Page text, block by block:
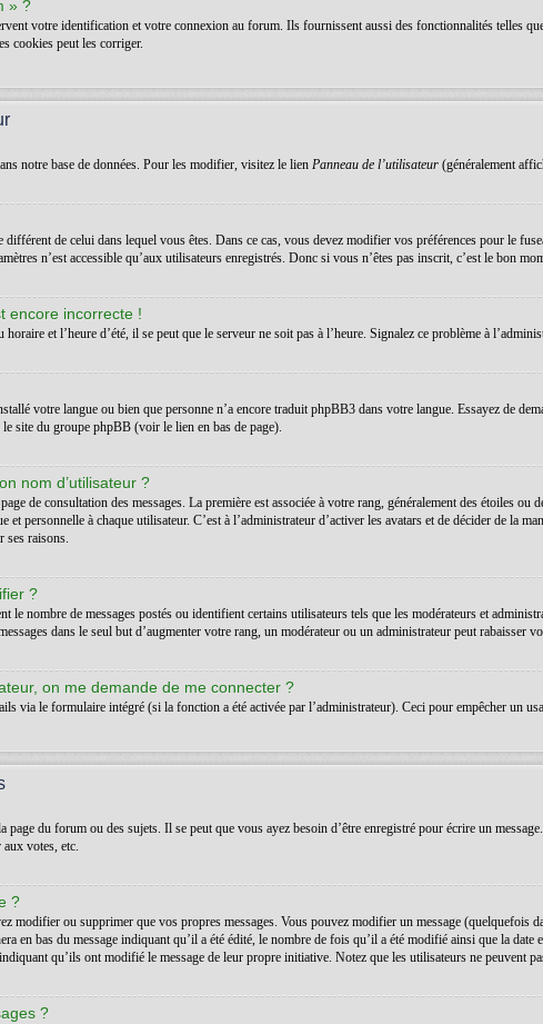
» ?
votre identification et votre connexion au forum. Ils fournissent aussi des fonctionnalités telles
cookies peut les corriger.
notre base de données. Pour les modifier, visitez le lien Panneau de l’utilisateur (généralement
de celui dans lequel vous êtes. Dans ce cas, vous devez modifier vos préférences pour le
n’est accessible qu’aux utilisateurs enregistrés. Donc si vous n’êtes pas inscrit, c’est le bon
encore incorrecte !
et l’heure d’été, il se peut que le serveur ne soit pas à l’heure. Signalez ce problème à
votre langue ou bien que personne n’a encore traduit phpBB3 dans votre langue. Essayez de
site du groupe phpBB (voir le lien en bas de page).
nom d’utilisateur ?
de consultation des messages. La première est associée à votre rang, généralement des étoiles
et personnelle à chaque utilisateur. C’est à l’administrateur d’activer les avatars et de décider de la
ses raisons.
?
le nombre de messages postés ou identifient certains utilisateurs tels que les modérateurs et
dans le seul but d’augmenter votre rang, un modérateur ou un administrateur peut rabaisser
on me demande de me connecter ?
via le formulaire intégré (si la fonction a été activée par l’administrateur). Ceci pour empêcher un
du forum ou des sujets. Il se peut que vous ayez besoin d’être enregistré pour écrire un
votes, etc.
?
modifier ou supprimer que vos propres messages. Vous pouvez modifier un message (quelquefois
en bas du message indiquant qu’il a été édité, le nombre de fois qu’il a été modifié ainsi que la
qu’ils ont modifié le message de leur propre initiative. Notez que les utilisateurs ne peuvent
?